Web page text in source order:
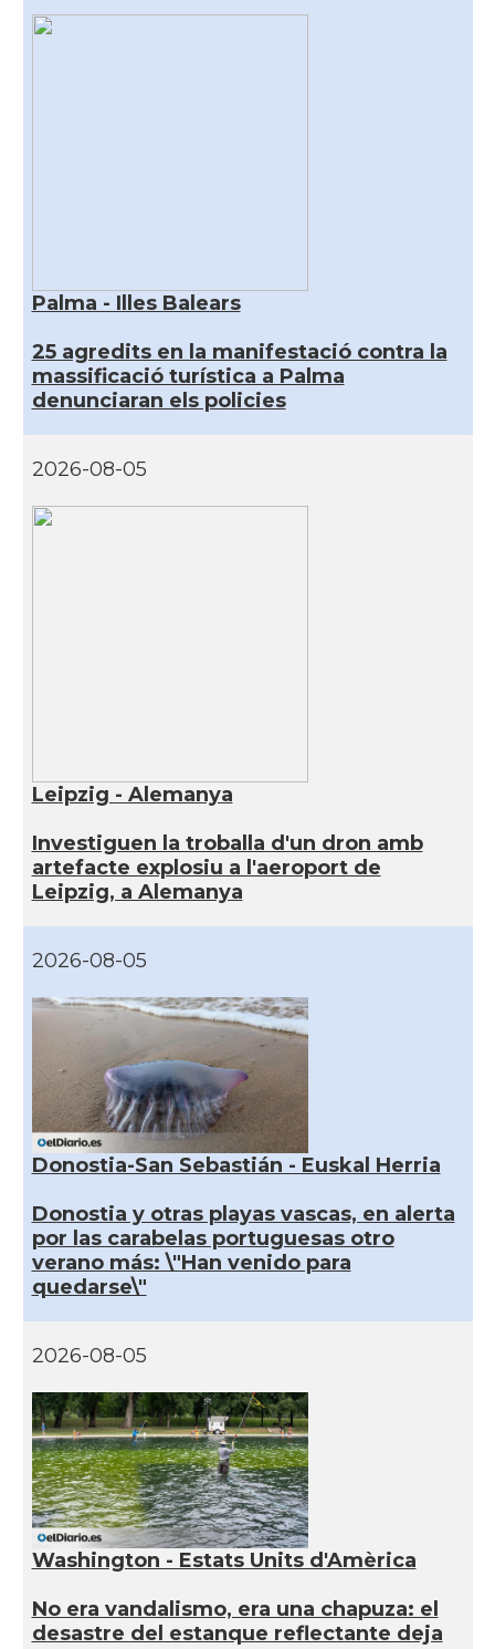
Palma - Illes Balears
25 agredits en la manifestació contra la
massificació turística a Palma
denunciaran els policies
2026-08-05
Leipzig - Alemanya
Investiguen la troballa d'un dron amb
artefacte explosiu a l'aeroport de
Leipzig, a Alemanya
2026-08-05
Donostia-San Sebastián - Euskal Herria
Donostia y otras playas vascas, en alerta
por las carabelas portuguesas otro
verano más: \"Han venido para
quedarse\"
2026-08-05
Washington - Estats Units d'Amèrica
No era vandalismo, era una chapuza: el
desastre del estanque reflectante deja